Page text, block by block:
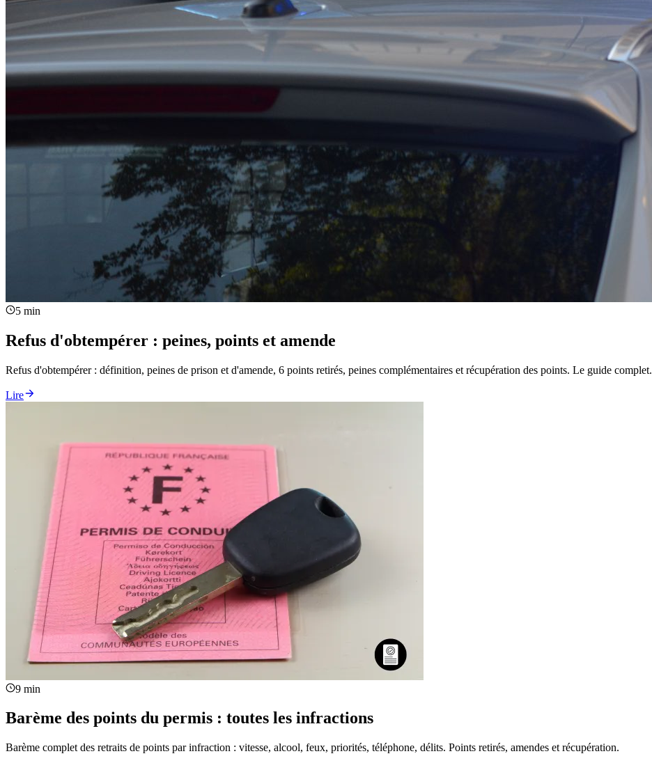
5 min
Refus d'obtempérer : peines, points et amende
Refus d'obtempérer : définition, peines de prison et d'amende, 6 points retirés, peines complémentaires et récupération des points. Le guide complet.
Lire
9 min
Barème des points du permis : toutes les infractions
Barème complet des retraits de points par infraction : vitesse, alcool, feux, priorités, téléphone, délits. Points retirés, amendes et récupération.